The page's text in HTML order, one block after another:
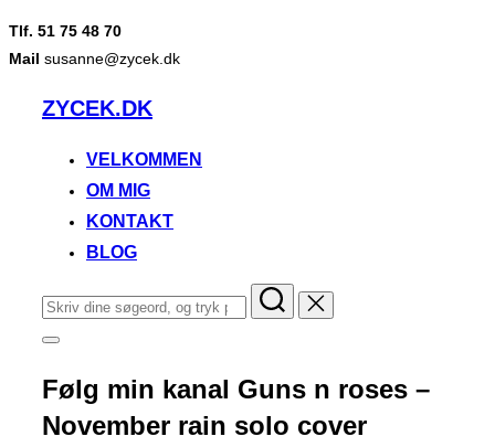
Tlf. 51 75 48 70
Mail susanne@zycek.dk
VidereZYCEK.DK
VELKOMMEN
OM MIG
KONTAKT
BLOG
Søg
efter:
Slå
i
sidekolonne
til/fra
Følg min kanal Guns n roses –
November rain solo cover